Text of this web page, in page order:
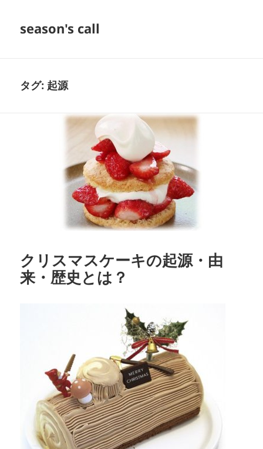
season's call
タグ: 起源
クリスマスケーキの起源・由
来・歴史とは？